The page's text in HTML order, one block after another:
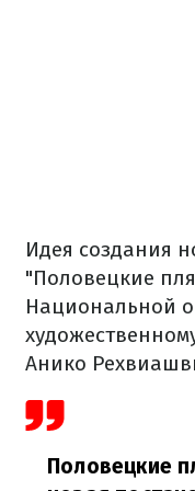
Идея создания
"Половецкие
Национальной
Анико
Половецкие